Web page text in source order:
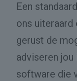
Een
ons
gerust de
adviseren
software die